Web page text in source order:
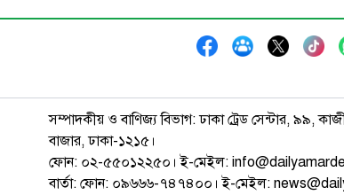
বুধবার (৫ আগস্ট) বিকেলে ঢাকা মেট্রোপলিটন
ম্যাজিস্ট্রেট কামাল উদ্দীনের আদালত শুনানি শেষে
হয়ে
সম্পাদকীয় ও বাণিজ্য বিভাগ: ঢাকা ট্রেড সেন্টার, ৯৯,
বাজার, ঢাকা-১২১৫।
ফোন: ০২-৫৫০১২২৫০। ই-মেইল:
বার্তা: ফোন: ০৯৬৬৬-৭৪৭৪০০। ই-মেইল: